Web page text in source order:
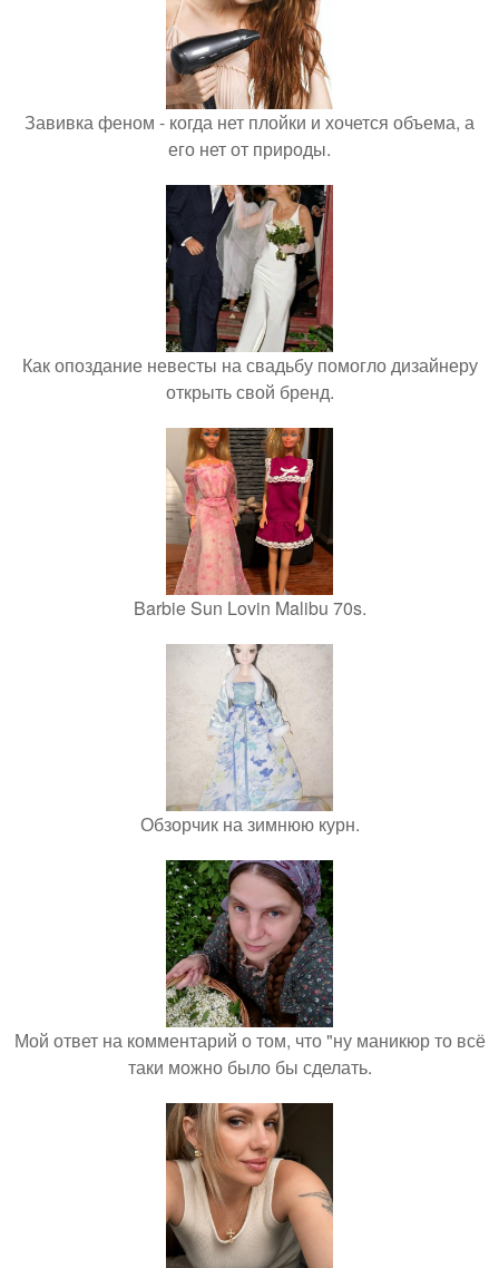
Завивка феном - когда нет плойки и хочется объема, а
его нет от природы.
Как опоздание невесты на свадьбу помогло дизайнеру
открыть свой бренд.
Barbie Sun Lovin Malibu 70s.
Обзорчик на зимнюю курн.
Мой ответ на комментарий о том, что "ну маникюр то всё
таки можно было бы сделать.